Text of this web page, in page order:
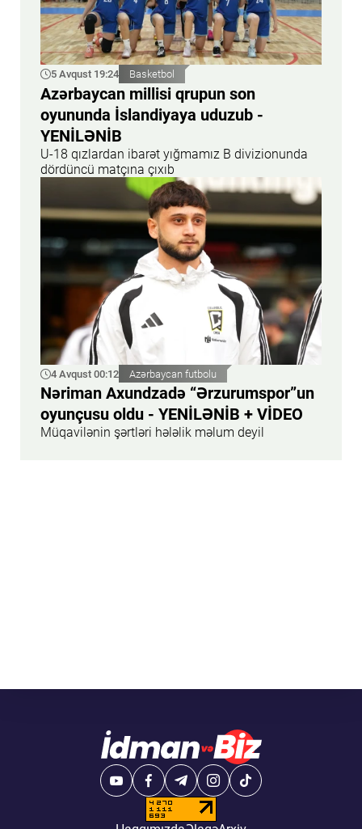
5 Avqust 19:24 Basketbol
Azərbaycan millisi qrupun son
oyununda İslandiyaya uduzub -
YENİLƏNİB
U-18 qızlardan ibarət yığmamız B divizionunda
dördüncü matçına çıxıb
4 Avqust 00:12 Azərbaycan futbolu
Nəriman Axundzadə “Ərzurumspor”un
oyunçusu oldu - YENİLƏNİB + VİDEO
Müqavilənin şərtləri hələlik məlum deyil